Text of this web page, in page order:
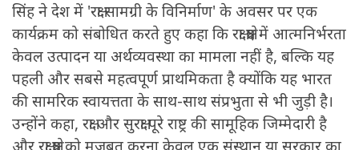
सिंह ने देश में 'रक्षा सामग्री के विनिर्माण' के अवसर पर एक
कार्यक्रम को संबोधित करते हुए कहा कि रक्षा क्षेत्र में आत्मनिर्भरता
केवल उत्पादन या अर्थव्यवस्था का मामला नहीं है, बल्कि यह
पहली और सबसे महत्वपूर्ण प्राथमिकता है क्योंकि यह भारत
की सामरिक स्वायत्तता के साथ-साथ संप्रभुता से भी जुड़ी है।
उन्होंने कहा, रक्षा और सुरक्षा पूरे राष्ट्र की सामूहिक जिम्मेदारी है